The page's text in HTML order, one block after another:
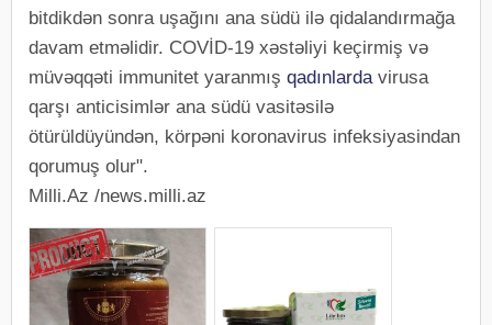
bitdikdən sonra uşağını ana südü ilə qidalandırmağa
davam etməlidir. COVİD-19 xəstəliyi keçirmiş və
müvəqqəti immunitet yaranmış qadınlardavirusa
qarşı anticisimlər ana südü vasitəsilə
ötürüldüyündən, körpəni koronavirus infeksiyasindan
qorumuş olur".
Milli.Az /news.milli.az